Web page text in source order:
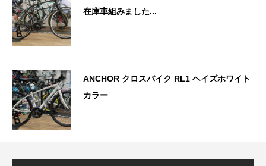
在庫車組みました...
ANCHOR クロスバイク RL1 ヘイズホワイト
カラー